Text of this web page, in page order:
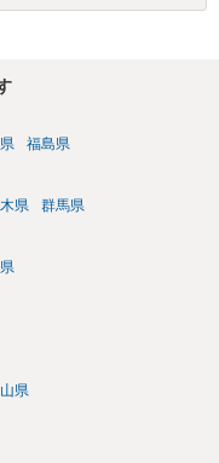
福島県
県 群馬県
県